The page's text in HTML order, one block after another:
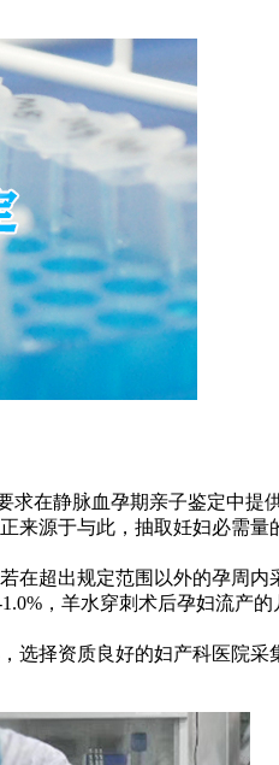
在静脉血孕期亲子鉴定中提
源于与此，抽取妊妇必需
超出规定范围以外的孕周
，羊水穿刺术后孕妇流产
择资质良好的妇产科医院